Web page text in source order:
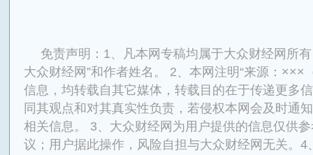
免责声明：1、凡本网专稿均属于大众财经网所
大众财经网”和作者姓名。 2、本网注明“来源：×××
信息，均转载自其它媒体，转载目的在于传递更多
同其观点和对其真实性负责，若侵权本网会及时通
相关信息。 3、大众财经网为用户提供的信息仅供
议；用户据此操作，风险自担与大众财经网无关。4